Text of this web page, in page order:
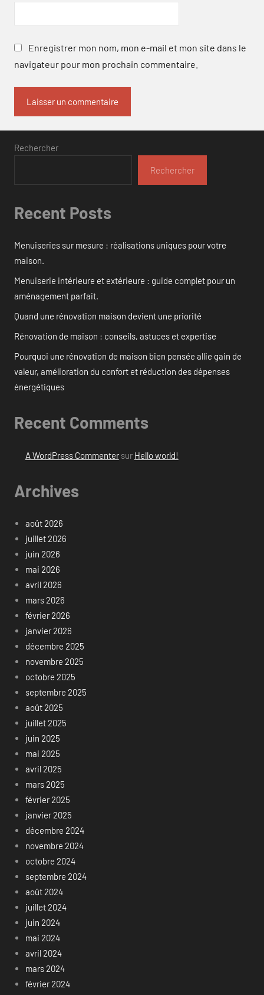
Enregistrer mon nom, mon e-mail et mon site dans le
navigateur pour mon prochain commentaire.
Rechercher
Rechercher
Recent Posts
Menuiseries sur mesure : réalisations uniques pour votre
maison.
Menuiserie intérieure et extérieure : guide complet pour un
aménagement parfait.
Quand une rénovation maison devient une priorité
Rénovation de maison : conseils, astuces et expertise
Pourquoi une rénovation de maison bien pensée allie gain de
valeur, amélioration du confort et réduction des dépenses
énergétiques
Recent Comments
A WordPress Commentersur Hello world!
Archives
août 2026
juillet 2026
juin 2026
mai 2026
avril 2026
mars 2026
février 2026
janvier 2026
décembre 2025
novembre 2025
octobre 2025
septembre 2025
août 2025
juillet 2025
juin 2025
mai 2025
avril 2025
mars 2025
février 2025
janvier 2025
décembre 2024
novembre 2024
octobre 2024
septembre 2024
août 2024
juillet 2024
juin 2024
mai 2024
avril 2024
mars 2024
février 2024